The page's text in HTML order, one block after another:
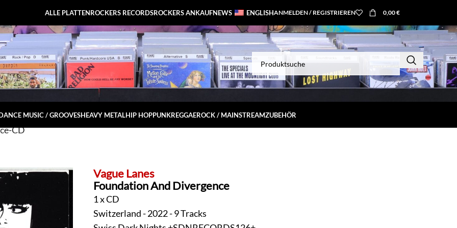
ALLE PLATTENROCKERS RECORDSROCKERS ANKAUFNEWS ENGLISHANMELDEN / REGISTRIEREN 0,00€
MUSIC / GROOVESHEAVY METALHIP HOPPUNKREGGAEROCK / MAINSTREAMZUBEHÖR
CD
Vague Lanes
Foundation And Divergence
1 x CD
Switzerland - 2022 - 9 Tracks